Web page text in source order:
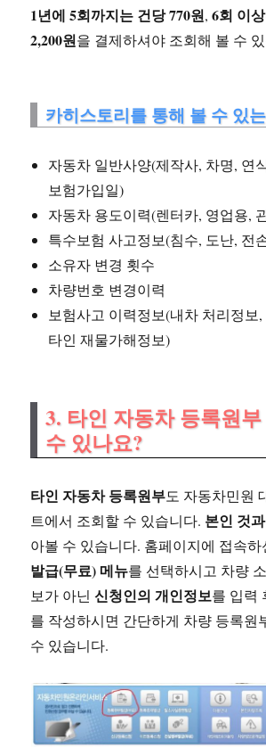
1년에 5회까지는 건당 770원,6회 이
2,200원을 결제하셔야 조회해 볼 수
카히스토리를 통해 볼 수 있
자동차 일반사양(제작사, 차명, 연
보험가입일)
자동차 용도이력(렌터카, 영업용,
특수보험 사고정보(침수, 도난, 전
소유자 변경 횟수
차량번호 변경이력
보험사고 이력정보(내차 처리정보
타인 재물가해정보)
3. 타인 자동차 등록원
수 있나요?
타인 자동차 등록원부도 자동차민원
트에서 조회할 수 있습니다. 본인 것
아볼 수 있습니다. 홈페이지에 접속하
발급(무료) 메뉴를 선택하시고 차량
보가 아닌신청인의 개인정보를 입력
를 작성하시면 간단하게 차량 등록원
수 있습니다.